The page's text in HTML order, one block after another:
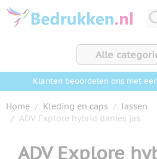
Ga naar de inhoud
Alle
Klanten beoordelen ons met een
Home / Kleding en caps / Jassen
/ ADV Explore hybrid dames jas
ADV Explore